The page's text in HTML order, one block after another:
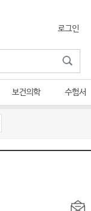
로그인
보건의학 수험서